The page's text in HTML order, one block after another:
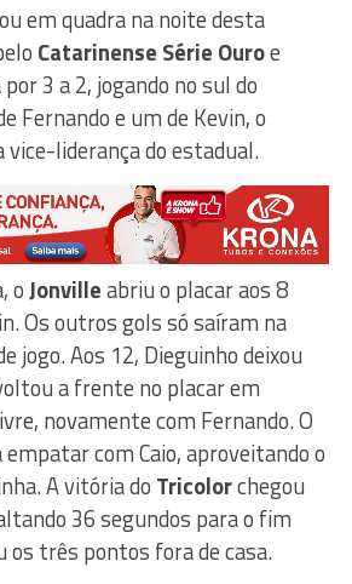
em quadra na noite desta
Catarinense Série Ouroe
3 a 2, jogando no sul do
Fernando e um de Kevin, o
vice-liderança do estadual.
oJonvilleabriu o placar aos 8
Os outros gols só saíram na
jogo. Aos 12, Dieguinho deixou
a frente no placar em
novamente com Fernando. O
com Caio, aproveitando o
A vitória do Tricolorchegou
36 segundos para o fim
os três pontos fora de casa.